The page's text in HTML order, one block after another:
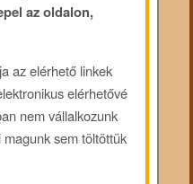
az oldalon,
az elérhető linkek
elérhetővé
nem vállalkozunk
sem töltöttük